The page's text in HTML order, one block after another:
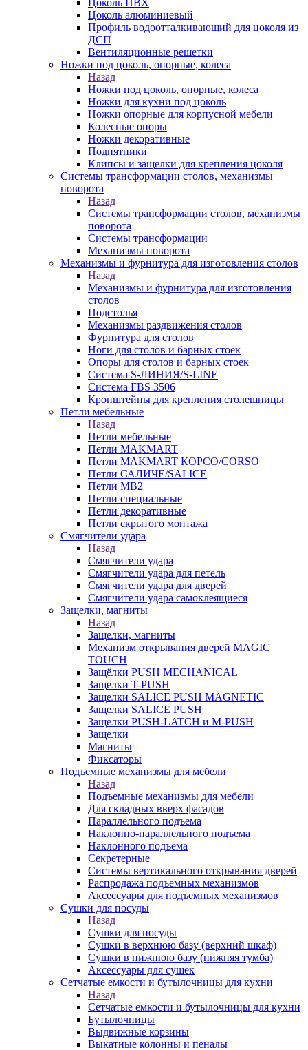
Цоколь ПВХ
Цоколь алюминиевый
Профиль водоотталкивающий для цоколя из
ДСП
Вентиляционные решетки
Ножки под цоколь, опорные, колеса
Назад
Ножки под цоколь, опорные, колеса
Ножки для кухни под цоколь
Ножки опорные для корпусной мебели
Колесные опоры
Ножки декоративные
Подпятники
Клипсы и защелки для крепления цоколя
Системы трансформации столов, механизмы
поворота
Назад
Системы трансформации столов, механизмы
поворота
Системы трансформации
Механизмы поворота
Механизмы и фурнитура для изготовления столов
Назад
Механизмы и фурнитура для изготовления
столов
Подстолья
Механизмы раздвижения столов
Фурнитура для столов
Ноги для столов и барных стоек
Опоры для столов и барных стоек
Система S-ЛИНИЯ/S-LINE
Система FBS 3506
Кронштейны для крепления столешницы
Петли мебельные
Назад
Петли мебельные
Петли MAKMART
Петли MAKMART КОРСО/CORSO
Петли САЛИЧЕ/SALICE
Петли MB2
Петли специальные
Петли декоративные
Петли скрытого монтажа
Смягчители удара
Назад
Смягчители удара
Смягчители удара для петель
Смягчители удара для дверей
Cмягчители удара самоклеящиеся
Защелки, магниты
Назад
Защелки, магниты
Механизм открывания дверей MAGIC
TOUCH
Защёлки PUSH MECHANICAL
Защелки T-PUSH
Защелки SALICE PUSH MAGNETIC
Защелки SALICE PUSH
Защелки PUSH-LATCH и M-PUSH
Защелки
Магниты
Фиксаторы
Подъемные механизмы для мебели
Назад
Подъемные механизмы для мебели
Для складных вверх фасадов
Параллельного подъема
Наклонно-параллельного подъема
Наклонного подъема
Секретерные
Системы вертикального открывания дверей
Распродажа подъемных механизмов
Аксессуары для подъемных механизмов
Сушки для посуды
Назад
Сушки для посуды
Сушки в верхнюю базу (верхний шкаф)
Сушки в нижнюю базу (нижняя тумба)
Аксессуары для сушек
Сетчатые емкости и бутылочницы для кухни
Назад
Сетчатые емкости и бутылочницы для кухни
Бутылочницы
Выдвижные корзины
Выкатные колонны и пеналы